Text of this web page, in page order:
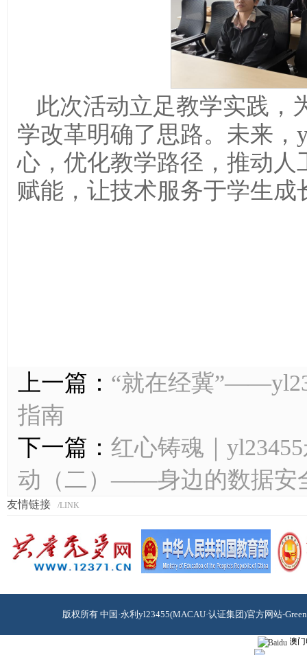
此次活动立足教学实践，
学改革明确了思路。未来，
心，优化教学路径，推动
赋能，让技术服务于学生
上一篇： “就在经冀
指南
下一篇： 红心铸魂｜
动（二）——身边的数据安
友情链接 /LINK
版权所有 中国·永利yl23455(MACAU·认证集团)官方网站-